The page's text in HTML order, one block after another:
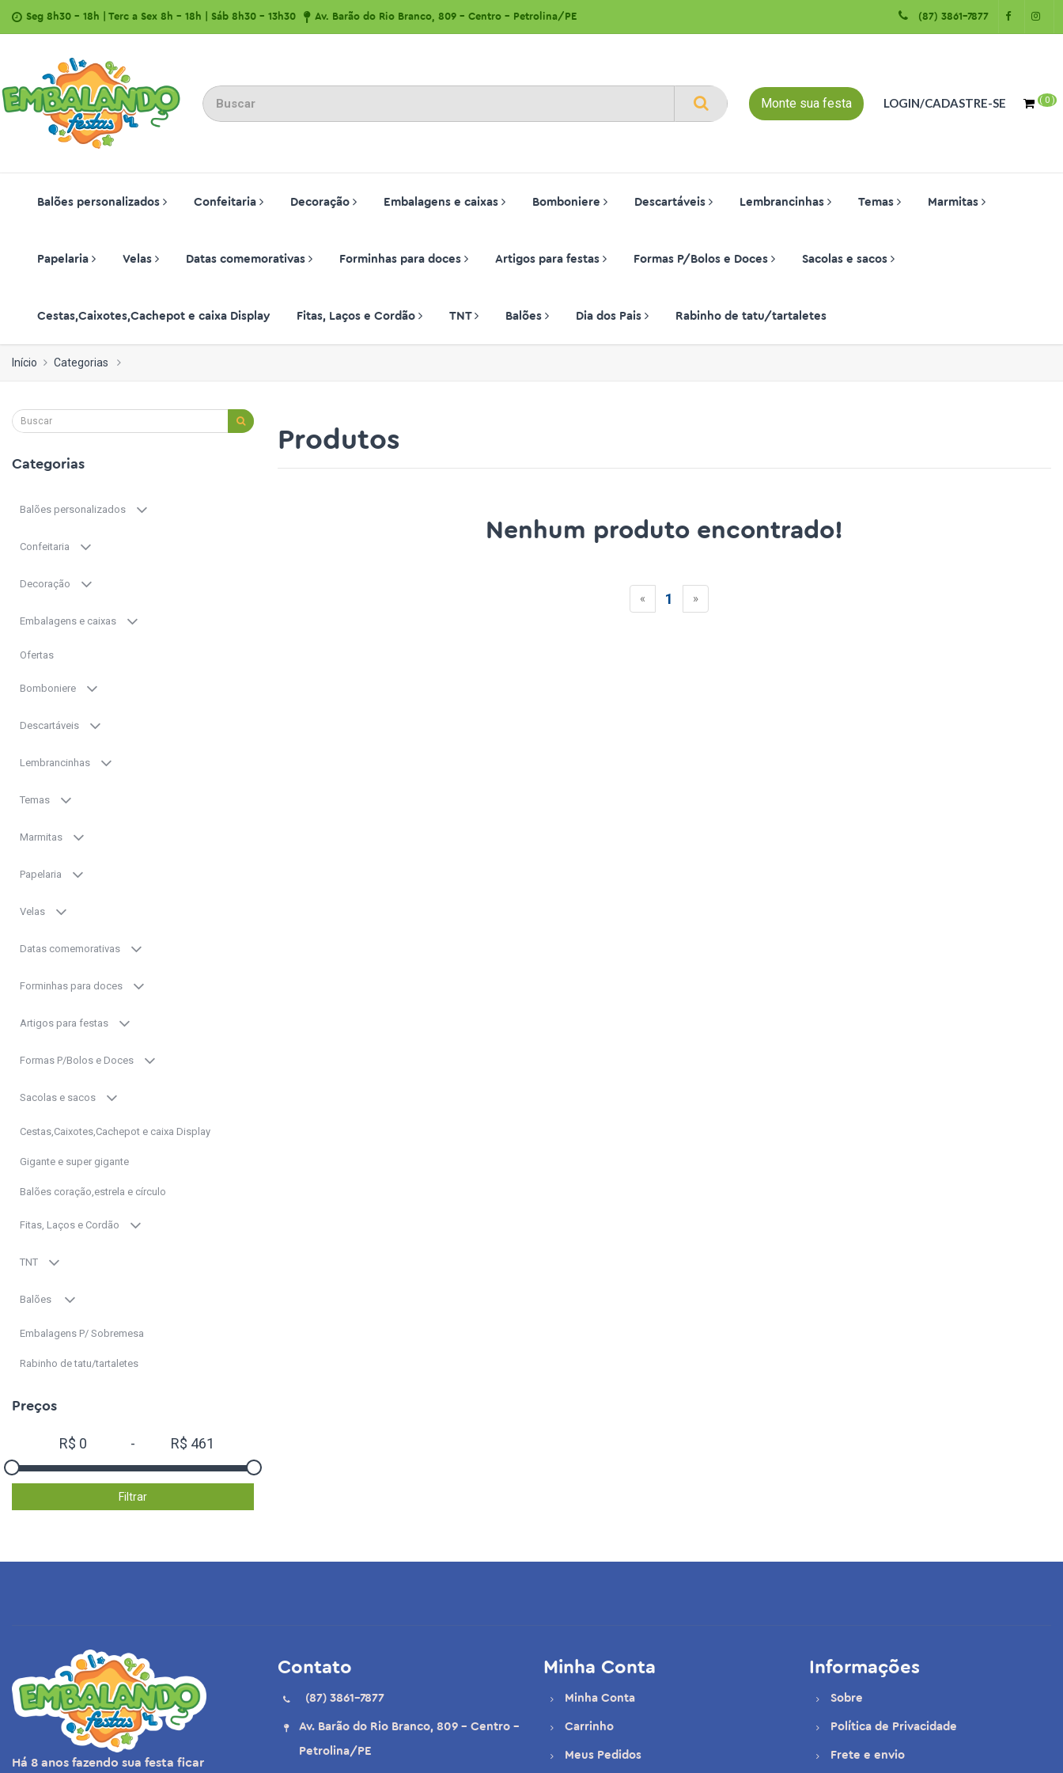
Seg 8h30 - 18h | Terc a Sex 8h - 18h | Sáb 8h30 - 13h30 Av. Barão do Rio Branco, 809 - Centro - Petrolina/PE (87) 3861-7877
Monte sua festa LOGIN/CADASTRE-SE ( 0 )
Balões personalizados Confeitaria Decoração Embalagens e caixas Bomboniere Descartáveis Lembrancinhas Temas Marmitas
Papelaria Velas Datas comemorativas Forminhas para doces Artigos para festas Formas P/Bolos e Doces Sacolas e sacos
Cestas,Caixotes,Cachepot e caixa Display Fitas, Laços e Cordão TNT Balões Dia dos Pais Rabinho de tatu/tartaletes
Início Categorias
Categorias
Balões personalizados
Confeitaria
Decoração
Embalagens e caixas
Ofertas
Bomboniere
Descartáveis
Lembrancinhas
Temas
Marmitas
Papelaria
Velas
Datas comemorativas
Forminhas para doces
Artigos para festas
Formas P/Bolos e Doces
Sacolas e sacos
Cestas,Caixotes,Cachepot e caixa Display
Gigante e super gigante
Balões coração,estrela e círculo
Fitas, Laços e Cordão
TNT
Balões
Embalagens P/ Sobremesa
Rabinho de tatu/tartaletes
Preços
R$ 0 - R$ 461
Filtrar
Produtos
Nenhum produto encontrado!
« 1 »
Há 8 anos fazendo sua festa ficar
Contato
(87) 3861-7877
Av. Barão do Rio Branco, 809 - Centro -
Petrolina/PE
Minha Conta
Minha Conta
Carrinho
Meus Pedidos
Informações
Sobre
Política de Privacidade
Frete e envio